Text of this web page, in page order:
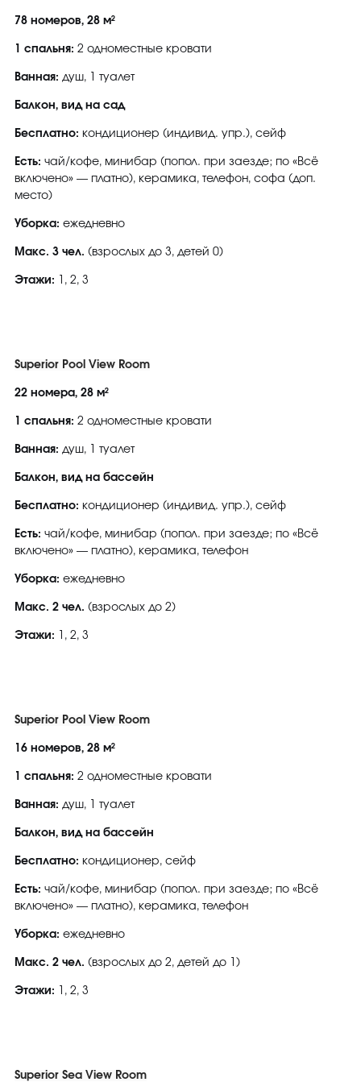
78 номеров, 28 м²
1 спальня: 2 одноместные кровати
Ванная: душ, 1 туалет
Балкон, вид на сад
Бесплатно: кондиционер (индивид. упр.), сейф
Есть: чай/кофе, минибар (попол. при заезде; по «Всё
включено» — платно), керамика, телефон, софа (доп.
место)
Уборка: ежедневно
Макс. 3 чел. (взрослых до 3, детей 0)
Этажи: 1, 2, 3
Superior Pool View Room
22 номера, 28 м²
1 спальня: 2 одноместные кровати
Ванная: душ, 1 туалет
Балкон, вид на бассейн
Бесплатно: кондиционер (индивид. упр.), сейф
Есть: чай/кофе, минибар (попол. при заезде; по «Всё
включено» — платно), керамика, телефон
Уборка: ежедневно
Макс. 2 чел. (взрослых до 2)
Этажи: 1, 2, 3
Superior Pool View Room
16 номеров, 28 м²
1 спальня: 2 одноместные кровати
Ванная: душ, 1 туалет
Балкон, вид на бассейн
Бесплатно: кондиционер, сейф
Есть: чай/кофе, минибар (попол. при заезде; по «Всё
включено» — платно), керамика, телефон
Уборка: ежедневно
Макс. 2 чел. (взрослых до 2, детей до 1)
Этажи: 1, 2, 3
Superior Sea View Room